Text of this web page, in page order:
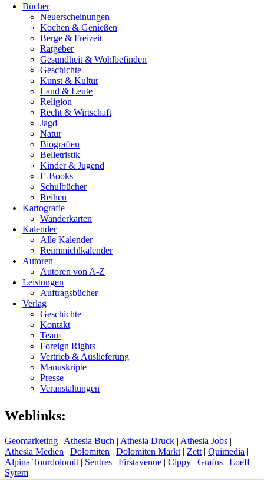
Bücher
Neuerscheinungen
Kochen & Genießen
Berge & Freizeit
Ratgeber
Gesundheit & Wohlbefinden
Geschichte
Kunst & Kultur
Land & Leute
Religion
Recht & Wirtschaft
Jagd
Natur
Biografien
Belletristik
Kinder & Jugend
E-Books
Schulbücher
Reihen
Kartografie
Wanderkarten
Kalender
Alle Kalender
Reimmichlkalender
Autoren
Autoren von A-Z
Leistungen
Auftragsbücher
Verlag
Geschichte
Kontakt
Team
Foreign Rights
Vertrieb & Auslieferung
Manuskripte
Presse
Veranstaltungen
Weblinks:
Geomarketing | Athesia Buch | Athesia Druck | Athesia Jobs |
Athesia Medien | Dolomiten | Dolomiten Markt | Zett | Quimedia |
Alpina Tourdolomit | Sentres | Firstavenue | Cippy | Grafus | Loeff
Sytem